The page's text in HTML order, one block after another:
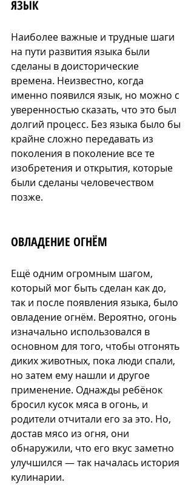
ЯЗЫК
Наиболее важные и трудные шаги
на пути развития языка были
сделаны в доисторические
времена. Неизвестно, когда
именно появился язык, но можно с
уверенностью сказать, что это был
долгий процесс. Без языка было бы
крайне сложно передавать из
поколения в поколение все те
изобретения и открытия, которые
были сделаны человечеством
позже.
ОВЛАДЕНИЕ ОГНЁМ
Ещё одним огромным шагом,
который мог быть сделан как до,
так и после появления языка, было
овладение огнём. Вероятно, огонь
изначально использовался в
основном для того, чтобы отгонять
диких животных, пока люди спали,
но затем ему нашли и другое
применение. Однажды ребёнок
бросил кусок мяса в огонь, и
родители отчитали его за это. Но,
достав мясо из огня, они
обнаружили, что его вкус заметно
улучшился — так началась история
кулинарии.